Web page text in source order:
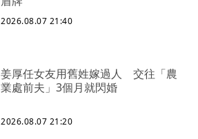
2026.08.07 21:40
姜厚任女友用舊姓嫁過人 交往「農
業處前夫」3個月就閃婚
2026.08.07 21:20